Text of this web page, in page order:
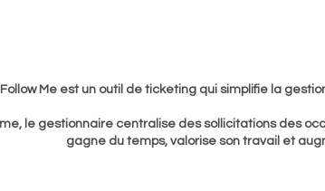
Follow Me est un outil de ticketing qui simplifie la
le gestionnaire centralise des sollicitations des
gagne du temps, valorise son travail et